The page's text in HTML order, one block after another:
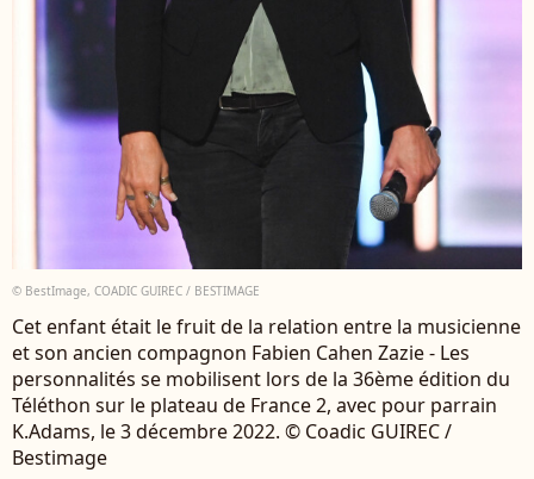
© BestImage, COADIC GUIREC / BESTIMAGE
Cet enfant était le fruit de la relation entre la musicienne
et son ancien compagnon Fabien Cahen Zazie - Les
personnalités se mobilisent lors de la 36ème édition du
Téléthon sur le plateau de France 2, avec pour parrain
K.Adams, le 3 décembre 2022. © Coadic GUIREC /
Bestimage